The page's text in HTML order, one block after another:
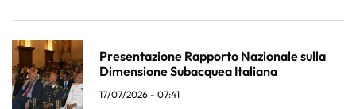
Presentazione Rapporto Nazionale sulla
Dimensione Subacquea Italiana
17/07/2026 - 07:41